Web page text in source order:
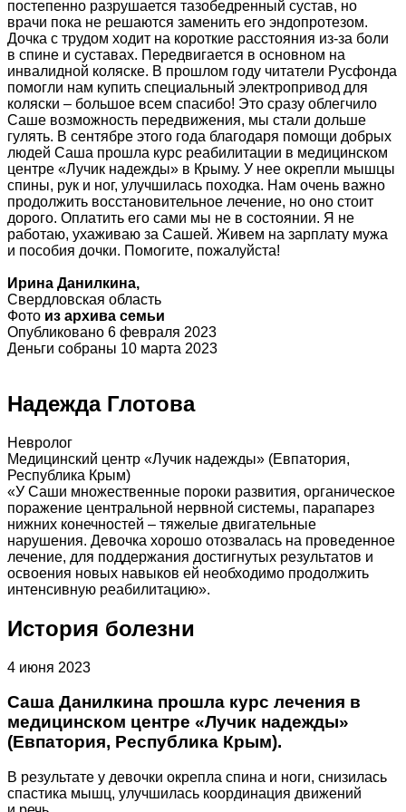
постепенно разрушается тазобедренный сустав, но
врачи пока не решаются заменить его эндопротезом.
Дочка с трудом ходит на короткие расстояния из-за боли
в спине и суставах. Передвигается в основном на
инвалидной коляске. В прошлом году читатели Русфонда
помогли нам купить специальный электропривод для
коляски – большое всем спасибо! Это сразу облегчило
Саше возможность передвижения, мы стали дольше
гулять. В сентябре этого года благодаря помощи добрых
людей Саша прошла курс реабилитации в медицинском
центре «Лучик надежды» в Крыму. У нее окрепли мышцы
спины, рук и ног, улучшилась походка. Нам очень важно
продолжить восстановительное лечение, но оно стоит
дорого. Оплатить его сами мы не в состоянии. Я не
работаю, ухаживаю за Сашей. Живем на зарплату мужа
и пособия дочки. Помогите, пожалуйста!
Ирина Данилкина,
Свердловская область
Фото из архива семьи
Опубликовано 6 февраля 2023
Деньги собраны 10 марта 2023
Надежда Глотова
Невролог
Медицинский центр «Лучик надежды» (Евпатория,
Республика Крым)
«У Саши множественные пороки развития, органическое
поражение центральной нервной системы, парапарез
нижних конечностей – тяжелые двигательные
нарушения. Девочка хорошо отозвалась на проведенное
лечение, для поддержания достигнутых результатов и
освоения новых навыков ей необходимо продолжить
интенсивную реабилитацию».
История болезни
4 июня 2023
Саша Данилкина прошла курс лечения в
медицинском центре «Лучик надежды»
(Евпатория, Республика Крым).
В результате у девочки окрепла спина и ноги, снизилась
спастика мышц, улучшилась координация движений